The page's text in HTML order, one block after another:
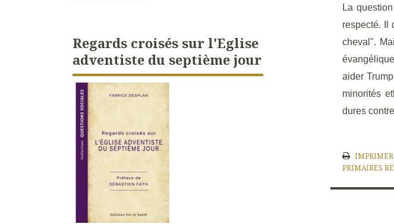
Regards croisés sur l'Eglise
adventiste du septième jour
La
respecté. Il
cheval".
aider
minorités
dures
IMPRIMER
PRIMAIRES